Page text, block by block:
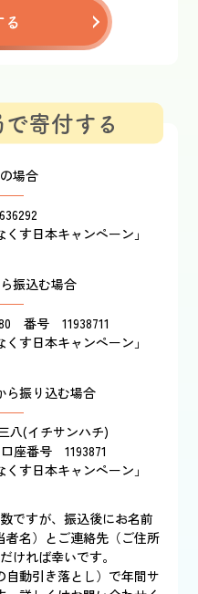
る
寄付する
場合
す日本キャンペーン」
振込む場合
番号 11938711
す日本キャンペーン」
ら振り込む場合
八(イチサンハチ)
座番号 1193871
す日本キャンペーン」
ですが、振込後にお名前
者名）とご連絡先（ご住所
ければ幸いです。
動引き落とし）で年間サ